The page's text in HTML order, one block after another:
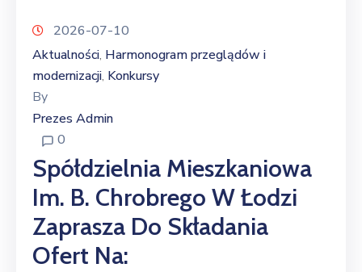
2026-07-10
Aktualności‚ Harmonogram przeglądów i
modernizacji‚ Konkursy
By
Prezes Admin
0
Spółdzielnia Mieszkaniowa
Im. B. Chrobrego W Łodzi
Zaprasza Do Składania
Ofert Na: